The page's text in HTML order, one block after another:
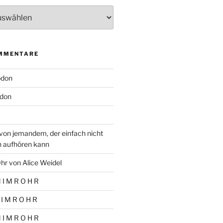
jemandem, der einfach nicht
aufhören kann
von Alice Weidel
I M R O H R
M R O H R
I M R O H R